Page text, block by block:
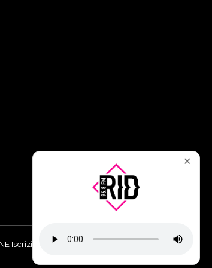
Iscrizione al Tribunale di Torino n° 9748/2019
✕